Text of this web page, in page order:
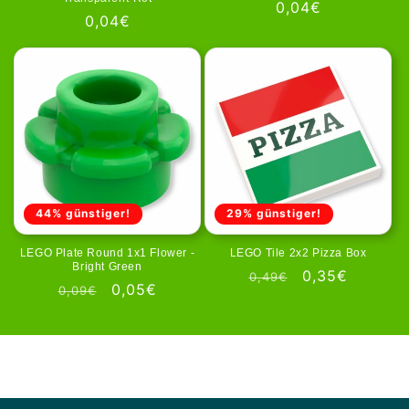
Normale
0,04€
Normale
0,04€
44% günstiger!
LEGO Plate Round 1x1 Flower -
Bright Green
Normale
0,09€ Aanbiedingsprijs
0,05€
29% günstiger!
LEGO Tile 2x2 Pizza Box
Normale
0,49€ 0,35€